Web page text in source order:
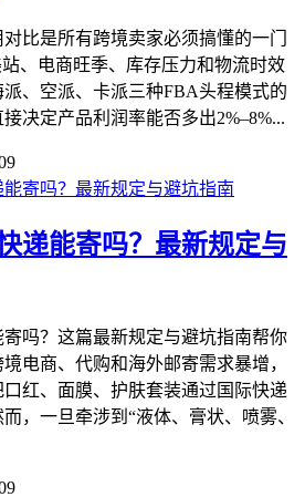
比是所有跨境卖家必须搞懂的一门
、电商旺季、库存压力和物流时效
、空派、卡派三种FBA头程模式的
决定产品利润率能否多出2%–8%...
递能寄吗？最新规定与
吗？这篇最新规定与避坑指南帮你
电商、代购和海外邮寄需求暴增，
红、面膜、护肤套装通过国际快递
，一旦牵涉到“液体、膏状、喷雾、